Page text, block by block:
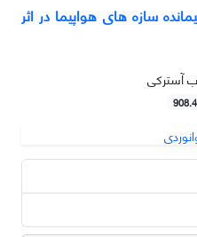
سازه های هواپیما در اثر
آسترکی